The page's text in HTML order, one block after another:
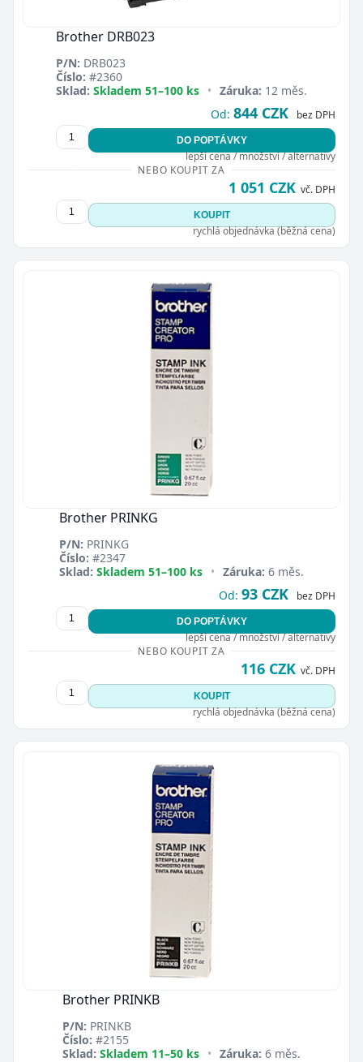
Brother DRB023
P/N: DRB023
Číslo: #2360
Sklad: Skladem 51–100 ks • Záruka: 12 měs.
Od: 844 CZK bez DPH
DO POPTÁVKY
lepší cena / množství / alternativy
NEBO KOUPIT ZA
1 051 CZK vč. DPH
KOUPIT
rychlá objednávka (běžná cena)
Brother PRINKG
P/N: PRINKG
Číslo: #2347
Sklad: Skladem 51–100 ks • Záruka: 6 měs.
Od: 93 CZK bez DPH
DO POPTÁVKY
lepší cena / množství / alternativy
NEBO KOUPIT ZA
116 CZK vč. DPH
KOUPIT
rychlá objednávka (běžná cena)
Brother PRINKB
P/N: PRINKB
Číslo: #2155
Sklad: Skladem 11–50 ks • Záruka: 6 měs.